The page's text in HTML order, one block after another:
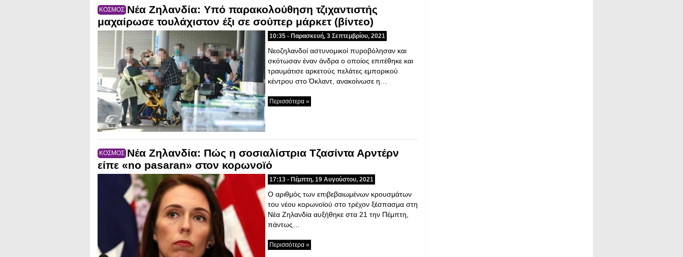
ΚΟΣΜΟΣ Νέα Ζηλανδία: Υπό παρακολούθηση τζιχαντιστής
μαχαίρωσε τουλάχιστον έξι σε σούπερ μάρκετ (βίντεο)
10:35 - Παρασκευή, 3 Σεπτεμβρίου, 2021
Νεοζηλανδοί αστυνομικοί πυροβόλησαν και
σκότωσαν έναν άνδρα ο οποίος επιτέθηκε και
τραυμάτισε αρκετούς πελάτες εμπορικού
κέντρου στο Όκλαντ, ανακοίνωσε η…
Περισσότερα »
ΚΟΣΜΟΣ Νέα Ζηλανδία: Πώς η σοσιαλίστρια Τζασίντα Αρντέρν
είπε «no pasaran» στον κορωνοϊό
17:13 - Πέμπτη, 19 Αυγούστου, 2021
Ο αριθμός των επιβεβαιωμένων κρουσμάτων
του νέου κορωνοϊού στο τρέχον ξέσπασμα στη
Νέα Ζηλανδία αυξήθηκε στα 21 την Πέμπτη,
πάντως…
Περισσότερα »